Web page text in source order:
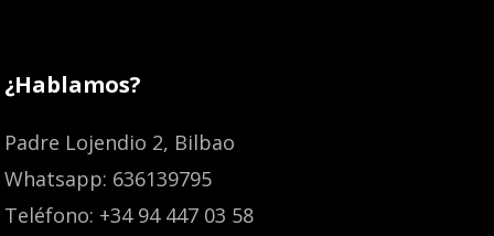
¿Hablamos?
Padre Lojendio 2, Bilbao
Whatsapp: 636139795
Teléfono: +34 94 447 03 58